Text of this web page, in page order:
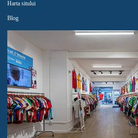
Harta sitului
Blog